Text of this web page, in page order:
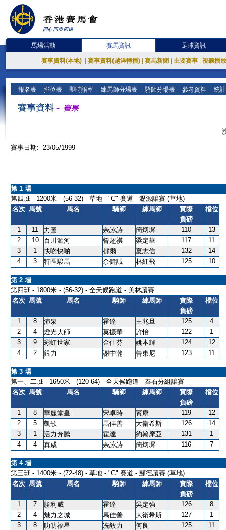
馬場活動 賽馬資訊 足球資訊
賽事資料(本地) 賽事資料(越洋轉播) 賽馬新聞 主要賽事 視聽播
報名表 排位表 即時賠率 練馬師分場表 騎師分場表 參考資料 統
賽事日期: 23/05/1999
第 1 場
第四班 - 1200米 - (56-32) - 草地 - "C" 賽道 - 瀝源讓賽 (草地)
名次 馬號 馬名 騎師 練馬師
實際
負磅
檔位
1 11 力圖 余詠詩 簡炳墀 110
13
2
10 百川滙河 曾超祺 梁定華 117
11
3
1 快啲快啲 都爾 夏志信 132
14
4
3 特區駿馬 余健誠 林紅飛 125 10
第 2 場
第四班 - 1800米 - (56-32) - 全天候跑道 - 美林讓賽
名次 馬號 馬名 騎師 練馬師
實際
負磅
檔位
1 8 沛泉 霍達 王兆旦 125
4
2
4 燈光大師 莫振華 許怡 122
1
3
9 彩虹世家 金仕芬 姚本輝 124
12
4
2 銀力 謝中瀚 告東尼 123 11
第 3 場
第一、二班 - 1650米 - (120-64) - 全天候跑道 - 秦石分組讓賽
名次 馬號 馬名 騎師 練馬師
實際
負磅
檔位
1 8 華麗堂皇 宋卓時 賓康 119
12
2
5 凱歌 馬佳善 大衛希斯 126
14
3
1 活力奔騰 霍達 約翰摩亞 131
1
4
4 真威 余詠詩 簡炳墀 116 7
第 4 場
第三班 - 1400米 - (72-48) - 草地 - "C" 賽道 - 顯徑讓賽 (草地)
名次 馬號 馬名 騎師 練馬師
實際
負磅
檔位
1 7 勝利威 霍達 吳定強 126
8
2
4 魅力之城 馬佳善 大衛希斯 127
1
3
8 叻叻福星 冼毅力 何良 125
11